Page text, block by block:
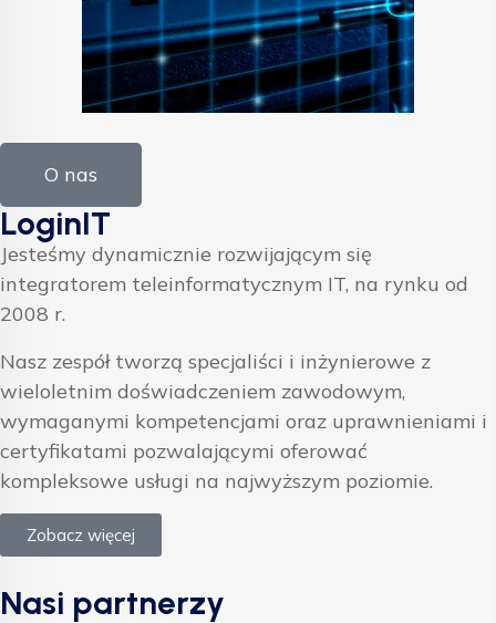
O nas
LoginIT
Jesteśmy dynamicznie rozwijającym się
integratorem teleinformatycznym IT, na rynku od
2008 r.
Nasz zespół tworzą specjaliści i inżynierowe z
wieloletnim doświadczeniem zawodowym,
wymaganymi kompetencjami oraz uprawnieniami i
certyfikatami pozwalającymi oferować
kompleksowe usługi na najwyższym poziomie.
Zobacz więcej
Nasi partnerzy